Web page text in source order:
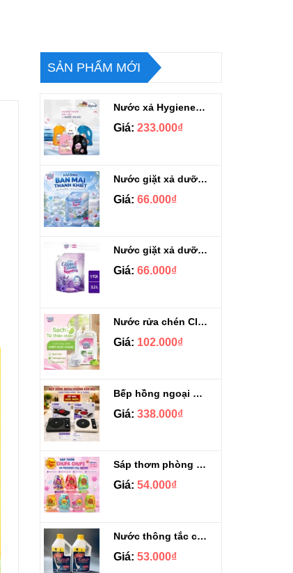
SẢN PHẨM MỚI
Nước xả Hygiene hương nước hoa hàng chuẩn Thái can 3L3
Giá: 233.000₫
Nước giặt xả dưỡng vải Clean & Clean Hương Ban Mai 3.2kg
Giá: 66.000₫
Nước giặt xả dưỡng vải Clean & Clean hương Violet 3.2kg
Giá: 66.000₫
Nước rửa chén Clean&Clean Hương Chanh Can 5L
Giá: 102.000₫
Bếp hồng ngoại không kén nồi GROPA G1-608
Giá: 338.000₫
Sáp thơm phòng Chupa Chups Thái Lan 230g
Giá: 54.000₫
Nước thông tắc cầu cống siêu mạnh Sifa 1.4kg
Giá: 53.000₫